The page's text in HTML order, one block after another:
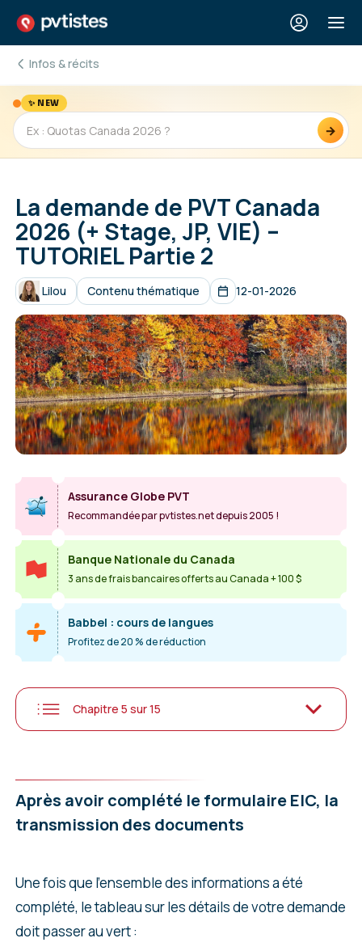
Infos & récits
✨ NEW
→
La demande de PVT Canada
2026 (+ Stage, JP, VIE) –
TUTORIEL Partie 2
Lilou Contenu thématique 12-01-2026
Assurance Globe PVT
Recommandée par pvtistes.net depuis 2005 !
Banque Nationale du Canada
3 ans de frais bancaires offerts au Canada + 100 $
Babbel : cours de langues
Profitez de 20 % de réduction
Chapitre 5 sur 15
Après avoir complété le formulaire EIC, la
transmission des documents
Une fois que l’ensemble des informations a été
complété, le tableau sur les détails de votre demande
doit passer au vert :